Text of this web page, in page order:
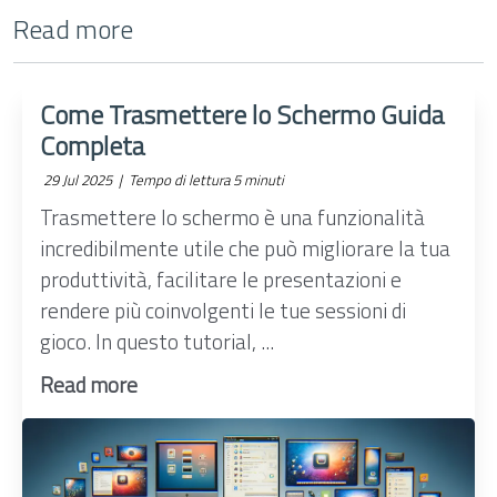
Read more
Come Trasmettere lo Schermo Guida
Completa
29 Jul 2025 | Tempo di lettura 5 minuti
Trasmettere lo schermo è una funzionalità
incredibilmente utile che può migliorare la tua
produttività, facilitare le presentazioni e
rendere più coinvolgenti le tue sessioni di
gioco. In questo tutorial, ...
Read more